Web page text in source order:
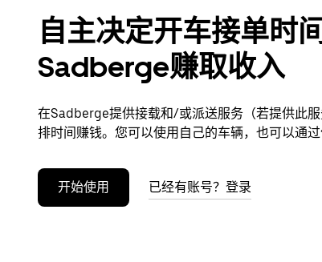
自主决定开车接单时
Sadberge赚取收入
在Sadberge提供接载和/或派送服务（若提供此
排时间赚钱。您可以使用自己的车辆，也可以通过
开始使用 已经有账号？登录